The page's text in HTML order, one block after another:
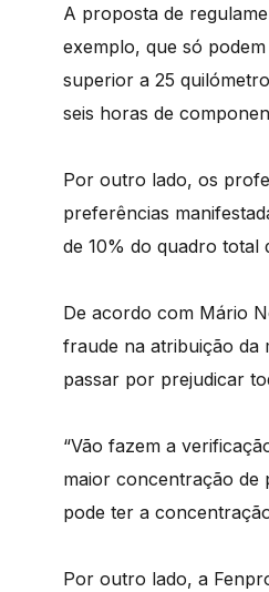
A proposta de
exemplo, que só
superior a 25
seis horas de
Por outro lado, os
preferências
de 10% do quadro total
De acordo com Mário
fraude na atribuição da
passar por prejudicar
“Vão fazem a
maior concentração de
pode ter a
Por outro lado, a